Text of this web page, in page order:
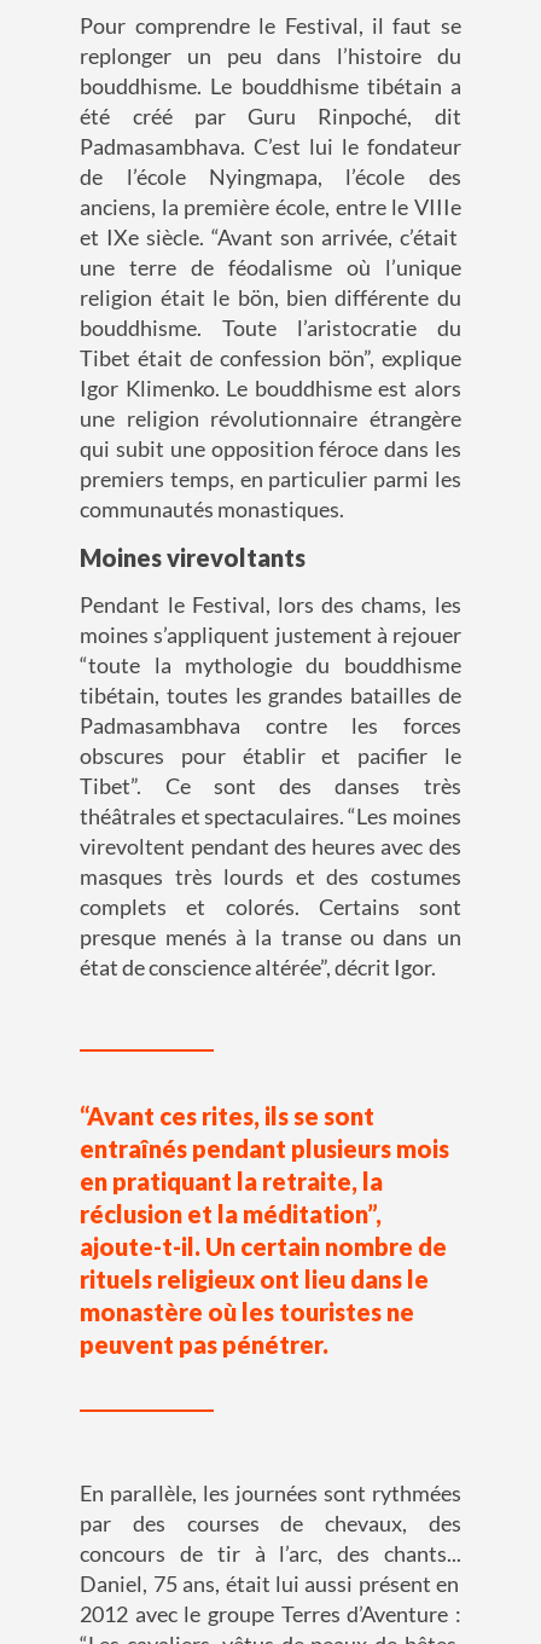
Pour comprendre le Festival, il faut se
replonger un peu dans l’histoire du
bouddhisme. Le bouddhisme tibétain a
été créé par Guru Rinpoché, dit
Padmasambhava. C’est lui le fondateur
de l’école Nyingmapa, l’école des
anciens, la première école, entre le VIIIe
et IXesiècle. “Avant son arrivée, c’était
une terre de féodalisme où l’unique
religion était le bön, bien différente du
bouddhisme. Toute l’aristocratie du
Tibet était de confession bön”, explique
Igor Klimenko. Le bouddhismeest alors
une religion révolutionnaire étrangère
qui subit une opposition féroce dans les
premiers temps, en particulier parmi les
communautés monastiques.
Moines virevoltants
Pendant le Festival, lors deschams, les
moines s’appliquent justement à rejouer
“toute la mythologie du bouddhisme
tibétain, toutes les grandes batailles de
Padmasambhava contre les forces
obscures pour établir et pacifier le
Tibet”. Ce sont des danses très
théâtrales et spectaculaires.“Les moines
virevoltent pendant des heures avec des
masques très lourds et des costumes
complets et colorés. Certains sont
presque menés à la transeoudans un
état de conscience altérée”, décrit Igor.
“Avant ces rites, ils se sont
entraînés pendant plusieurs mois
en pratiquant la retraite, la
réclusion et la méditation”,
ajoute-t-il. Un certain nombre de
rituels religieux ont lieu dans le
monastère où les touristes ne
peuvent pas pénétrer.
En parallèle, les journées sont rythmées
par des courses de chevaux, des
concours de tir à l’arc, des chants...
Daniel, 75 ans, était lui aussi présent en
2012 avec le groupe Terres d’Aventure :